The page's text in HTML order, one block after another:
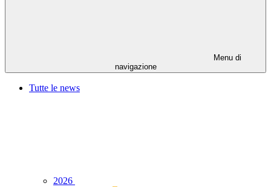
Menu di
navigazione
Tutte le news
2026